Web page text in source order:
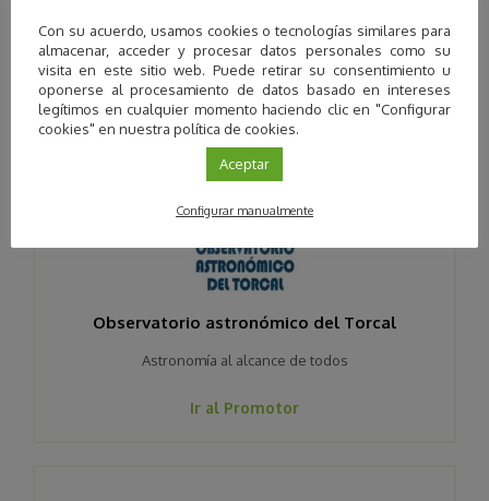
Descubre más
promotores
Observatorio astronómico del Torcal
Astronomía al alcance de todos
Ir al Promotor
Con su acuerdo, usamos cookies o tecnologías similares para
almacenar, acceder y procesar datos personales como su
visita en este sitio web. Puede retirar su consentimiento u
oponerse al procesamiento de datos basado en intereses
legítimos en cualquier momento haciendo clic en "Configurar
cookies" en nuestra política de cookies.
Aceptar
Configurar manualmente